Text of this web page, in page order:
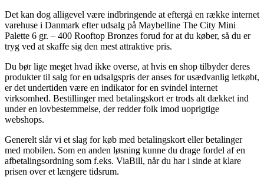
Det kan dog alligevel være indbringende at eftergå en række internet
varehuse i Danmark efter udsalg på Maybelline The City Mini
Palette 6 gr. – 400 Rooftop Bronzes forud for at du køber, så du er
tryg ved at skaffe sig den mest attraktive pris.
Du bør lige meget hvad ikke overse, at hvis en shop tilbyder deres
produkter til salg for en udsalgspris der anses for usædvanlig letkøbt,
er det undertiden være en indikator for en svindel internet
virksomhed. Bestillinger med betalingskort er trods alt dækket ind
under en lovbestemmelse, der redder folk imod uoprigtige
webshops.
Generelt slår vi et slag for køb med betalingskort eller betalinger
med mobilen. Som en anden løsning kunne du drage fordel af en
afbetalingsordning som f.eks. ViaBill, når du har i sinde at klare
prisen over et længere tidsrum.